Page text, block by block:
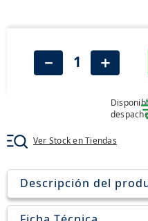
＋
－
Ver Stock en Tiendas
Descripción del
9.
aceite
jockey john deere